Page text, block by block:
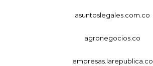
asuntoslegales.com.co
agronegocios.co
empresas.larepublica.co